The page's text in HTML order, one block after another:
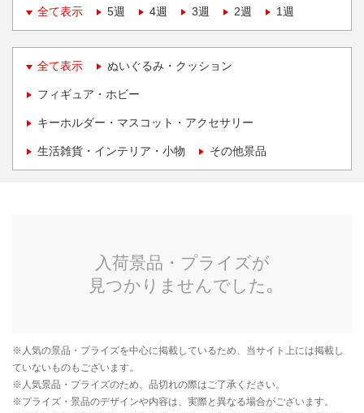
全て表示
5週 4週 3週 2週 1週
全て表示 ぬいぐるみ・クッション
フィギュア・ホビー
キーホルダー・マスコット・アクセサリー
生活雑貨・インテリア・小物 その他景品